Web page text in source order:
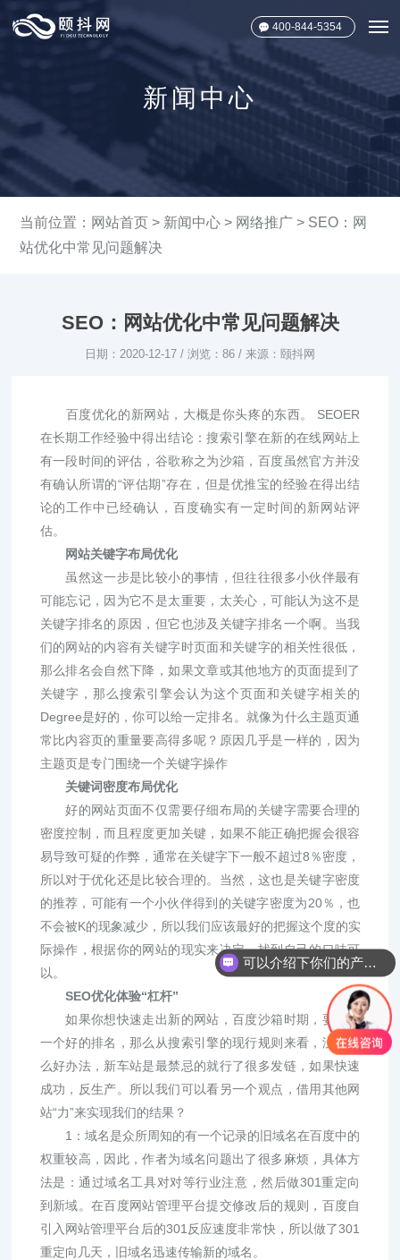
400-844-5354
新闻中心
当前位置： 网站首页 > 新闻中心 > 网络推广 > SEO：网
站优化中常见问题解决
SEO：网站优化中常见问题解决
日期：2020-12-17 / 浏览：86 / 来源：颐抖网
百度优化的新网站，大概是你头疼的东西。 SEOER
在长期工作经验中得出结论：搜索引擎在新的在线网站上
有一段时间的评估，谷歌称之为沙箱，百度虽然官方并没
有确认所谓的“评估期”存在，但是优推宝的经验在得出结
论的工作中已经确认，百度确实有一定时间的新网站评
估。
网站关键字布局优化
虽然这一步是比较小的事情，但往往很多小伙伴最有
可能忘记，因为它不是太重要，太关心，可能认为这不是
关键字排名的原因，但它也涉及关键字排名一个啊。当我
们的网站的内容有关键字时页面和关键字的相关性很低，
那么排名会自然下降，如果文章或其他地方的页面提到了
关键字，那么搜索引擎会认为这个页面和关键字相关的
Degree是好的，你可以给一定排名。就像为什么主题页通
常比内容页的重量要高得多呢？原因几乎是一样的，因为
主题页是专门围绕一个关键字操作
关键词密度布局优化
好的网站页面不仅需要仔细布局的关键字需要合理的
密度控制，而且程度更加关键，如果不能正确把握会很容
易导致可疑的作弊，通常在关键字下一般不超过8％密度，
所以对于优化还是比较合理的。当然，这也是关键字密度
的推荐，可能有一个小伙伴得到的关键字密度为20％，也
不会被K的现象减少，所以我们应该最好的把握这个度的实
际操作，根据你的网站的现实来决定，找到自己的口味可
以。
SEO优化体验“杠杆”
如果你想快速走出新的网站，百度沙箱时期，要获得
一个好的排名，那么从搜索引擎的现行规则来看，没有什
么好办法，新车站是最禁忌的就行了很多发链，如果快速
成功，反生产。所以我们可以看另一个观点，借用其他网
站“力”来实现我们的结果？
1：域名是众所周知的有一个记录的旧域名在百度中的
权重较高，因此，作者为域名问题出了很多麻烦，具体方
法是：通过域名工具对对等行业注意，然后做301重定向
到新域。在百度网站管理平台提交修改后的规则，百度自
引入网站管理平台后的301反应速度非常快，所以做了301
重定向几天，旧域名迅速传输新的域名。
可以介绍下你们的产品么？